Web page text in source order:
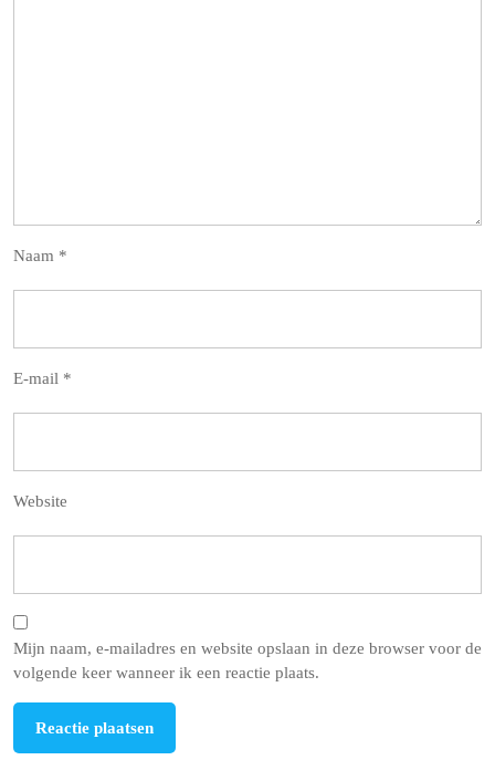
Naam *
E-mail *
Website
Mijn naam, e-mailadres en website opslaan in deze browser voor de
volgende keer wanneer ik een reactie plaats.